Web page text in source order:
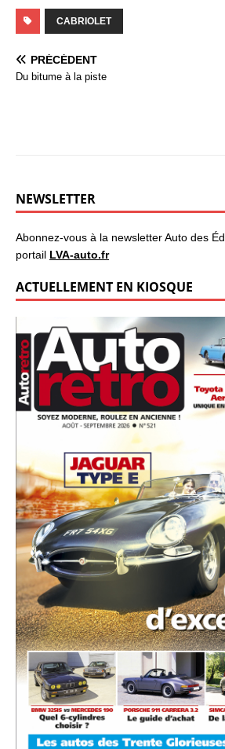
CABRIOLET
PRÉCÉDENT
Du bitume à la piste
NEWSLETTER
Abonnez-vous à la newsletter Auto des
portail LVA-auto.fr
ACTUELLEMENT EN KIOSQUE